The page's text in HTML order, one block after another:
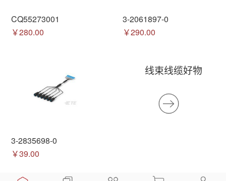
CQ55273001
￥280.00
3-2061897-0
￥290.00
3-2835698-0
￥39.00
线束线缆好物